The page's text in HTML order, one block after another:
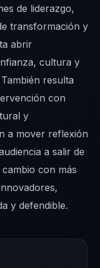
de liderazgo,
transformación y
abrir
cultura y
resulta
con
y
a mover reflexión
a salir de
con más
y defendible.